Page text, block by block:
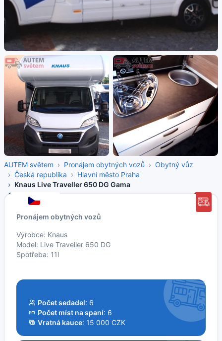
AUTEM světem Pronájem obytných vozů
Obytný vůz
Česká republika
Hlavní město Praha
Knaus Live Traveller 650 DG Gama
Pronájem obytných vozů
Výrobce: Knaus
Model: Live Traveller 650 DG
Spotřeba: 11l
Počet sedadel: 6
Počet míst na spaní: 6
Vratná kauce: 15 000 CZK